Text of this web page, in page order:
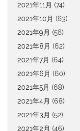
2021年11月 (74)
2021年10月 (63)
2021年9月 (56)
2021年8月 (62)
2021年7月 (64)
2021年6月 (60)
2021年5月 (68)
2021年4月 (68)
2021年3月 (52)
2021年2月 (46)